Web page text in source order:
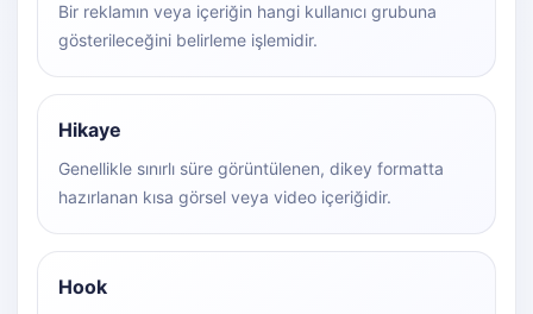
Bir reklamın veya içeriğin hangi kullanıcı grubuna
gösterileceğini belirleme işlemidir.
Hikaye
Genellikle sınırlı süre görüntülenen, dikey formatta
hazırlanan kısa görsel veya video içeriğidir.
Hook